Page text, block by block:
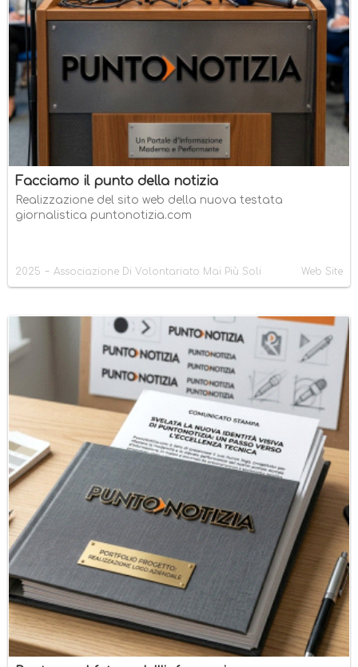
Facciamo il punto della notizia
Realizzazione del sito web della nuova testata
giornalistica puntonotizia.com
2025 - Associazione Di Volontariato Mai Più Soli Web Site